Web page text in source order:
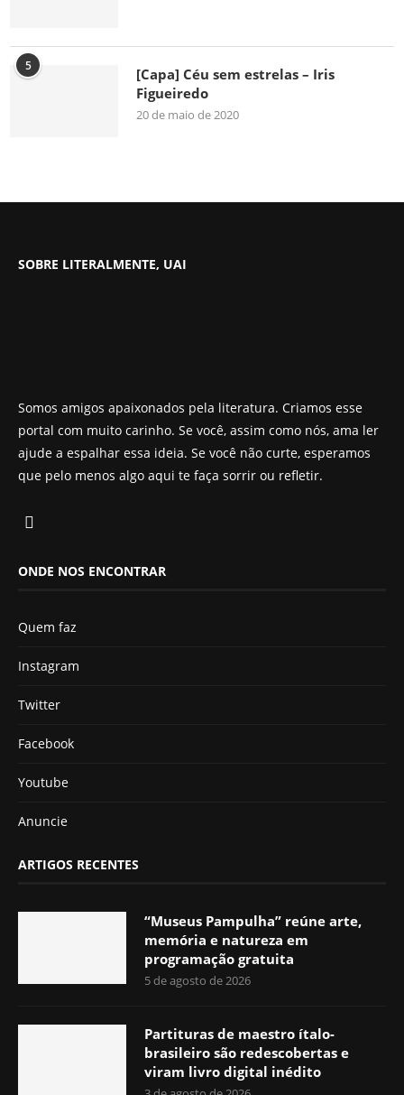
5
[Capa] Céu sem estrelas – Iris
Figueiredo
20 de maio de 2020
SOBRE LITERALMENTE, UAI
Somos amigos apaixonados pela literatura. Criamos esse
portal com muito carinho. Se você, assim como nós, ama ler
ajude a espalhar essa ideia. Se você não curte, esperamos
que pelo menos algo aqui te faça sorrir ou refletir.
ONDE NOS ENCONTRAR
Quem faz
Instagram
Twitter
Facebook
Youtube
Anuncie
ARTIGOS RECENTES
“Museus Pampulha” reúne arte,
memória e natureza em
programação gratuita
5 de agosto de 2026
Partituras de maestro ítalo-
brasileiro são redescobertas e
viram livro digital inédito